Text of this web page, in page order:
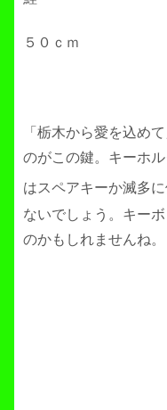
５０ｃｍ
「栃木から愛を込め
のがこの鍵。キーホ
はスペアキーか滅多
ないでしょう。キー
のかもしれませんね。